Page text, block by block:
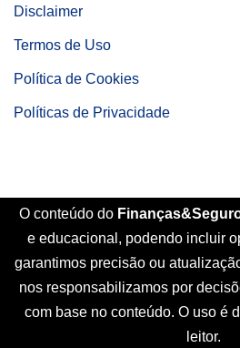
Disclaimer
Termos de Uso
Política de Cookies
Políticas de Privacidade
O conteúdo do
e educacional, podendo incluir
garantimos precisão ou
nos responsabilizamos por
com base no conteúdo. O uso é
leitor.